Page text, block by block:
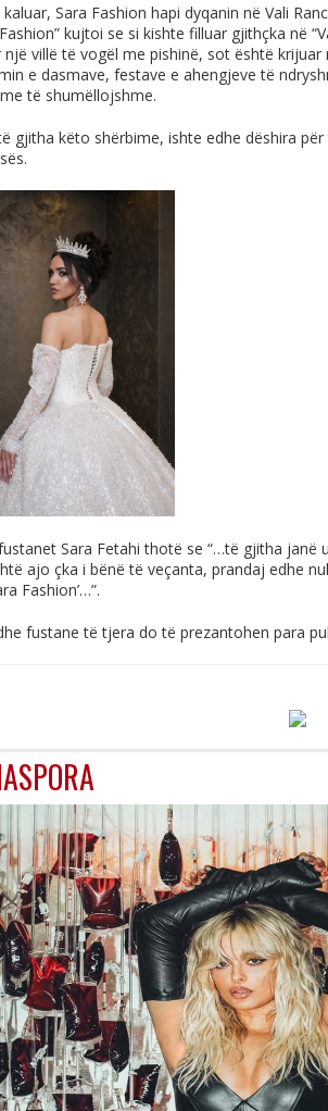
kaluar, Sara Fashion hapi dyqanin në Vali
kujtoi se si kishte filluar gjithçka në
një villë të vogël me pishinë, sot është
e dasmave, festave e ahengjeve të
të shumëllojshme.
gjitha këto shërbime, ishte edhe dëshira
Sara Fetahi thotë se “…të gjitha janë
ajo çka i bënë të veçanta, prandaj edhe
Fashion’…”.
fustane të tjera do të prezantohen para